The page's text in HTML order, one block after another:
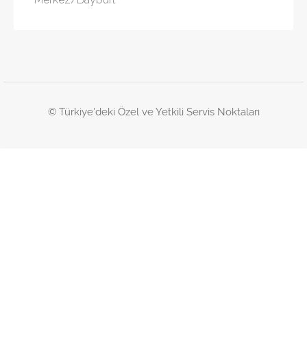
© Türkiye'deki Özel ve Yetkili Servis Noktaları